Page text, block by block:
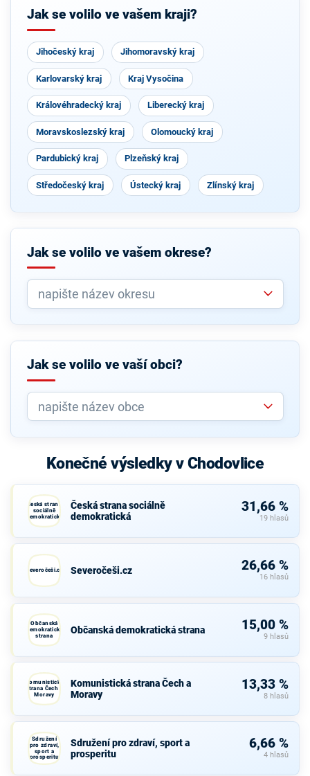
Jak se volilo ve vašem kraji?
Jihočeský kraj Jihomoravský kraj
Karlovarský kraj Kraj Vysočina
Královéhradecký kraj Liberecký kraj
Moravskoslezský kraj Olomoucký kraj
Pardubický kraj Plzeňský kraj
Středočeský kraj Ústecký kraj Zlínský kraj
Jak se volilo ve vašem okrese?
Jak se volilo ve vaší obci?
Konečné výsledky v Chodovlice
Česká strana
sociálně
demokratická
Česká strana sociálně
demokratická
31,66 %
19 hlasů
Severočeši.cz Severočeši.cz 26,66 %
16 hlasů
Občanská
demokratická
strana
Občanská demokratická strana 15,00 %
9 hlasů
Komunistická
strana Čech a
Moravy
Komunistická strana Čech a
Moravy
13,33 %
8 hlasů
Sdružení
pro zdraví,
sport a
prosperitu
Sdružení pro zdraví, sport a
prosperitu
6,66 %
4 hlasů